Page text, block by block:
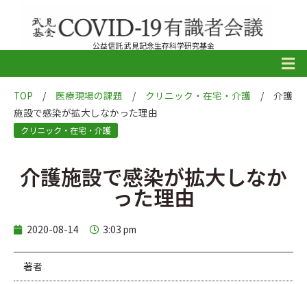
公益信託 武見記念生存科学研究基金
TOP / 医療現場の課題 / クリニック・在宅・介護 / 介護
施設で感染が拡大しなかった理由
クリニック・在宅・介護
介護施設で感染が拡大しなか
った理由
2020-08-14 3:03 pm
著者